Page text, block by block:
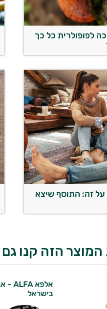
לפופולרית כל כך
זה: התוסף שיצא
הזה קנו גם
בישראל